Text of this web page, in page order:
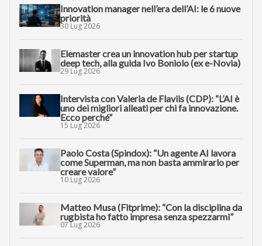
Innovation manager nell’era dell’AI: le 6 nuove
priorità
30 Lug 2026
Elemaster crea un innovation hub per startup
deep tech, alla guida Ivo Boniolo (ex e-Novia)
29 Lug 2026
Intervista con Valeria de Flaviis (CDP): “L’AI è
uno dei migliori alleati per chi fa innovazione.
Ecco perché”
15 Lug 2026
Paolo Costa (Spindox): “Un agente AI lavora
come Superman, ma non basta ammirarlo per
creare valore”
10 Lug 2026
Matteo Musa (Fitprime): “Con la disciplina da
rugbista ho fatto impresa senza spezzarmi”
07 Lug 2026